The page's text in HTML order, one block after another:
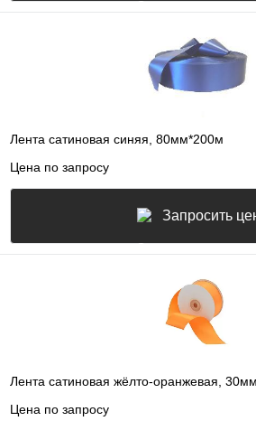
Лента сатиновая синяя, 80мм*200м
Цена по запросу
Запросить
Лента сатиновая жёлто-оранжевая,
Цена по запросу